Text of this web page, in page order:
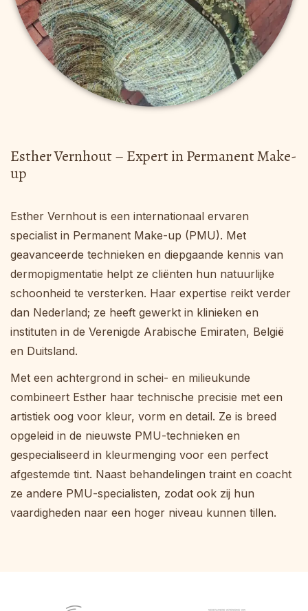
Esther Vernhout – Expert in Permanent Make-
up
Esther Vernhout is een internationaal ervaren
specialist in Permanent Make-up (PMU). Met
geavanceerde technieken en diepgaande kennis van
dermopigmentatie helpt ze cliënten hun natuurlijke
schoonheid te versterken. Haar expertise reikt verder
dan Nederland; ze heeft gewerkt in klinieken en
instituten in de Verenigde Arabische Emiraten, België
en Duitsland.
Met een achtergrond in schei- en milieukunde
combineert Esther haar technische precisie met een
artistiek oog voor kleur, vorm en detail. Ze is breed
opgeleid in de nieuwste PMU-technieken en
gespecialiseerd in kleurmenging voor een perfect
afgestemde tint. Naast behandelingen traint en coacht
ze andere PMU-specialisten, zodat ook zij hun
vaardigheden naar een hoger niveau kunnen tillen.